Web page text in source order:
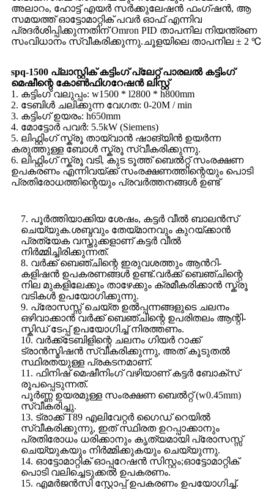
അലാറം, ഹോട്ട് എയർ സർക്കുലേഷൻ ഫംഗ്‌ഷൻ, ആ
സമയത്ത് ഓട്ടോമാറ്റിക് പവർ ഓഫ് എന്നിവ
പ്രദർശിപ്പിക്കുന്നതിന് Omron PID താപനില നിയന്ത്രണ
സംവിധാനം സ്വീകരിക്കുന്നു.ചൂളയിലെ താപനില ± 2 ℃
spq-1500 പ്ലാസ്റ്റിക് കട്ടിംഗ് പ്ലേറ്റ് പാരലൽ കട്ടിംഗ്
മെഷീന്റെ കോൺഫിഗറേഷൻ ലിസ്റ്റ്
1. കട്ടിംഗ് വലുപ്പം: w1500 * l2800 * h800mm
2. ടേബിൾ ചലിക്കുന്ന വേഗത: 0-20M / min
3. കട്ടിംഗ് ഉയരം: h650mm
4. മോട്ടോർ പവർ: 5.5kW (Siemens)
5. ലിഫ്റ്റിംഗ് സ്ക്രൂ തായ്‌വാൻ ഷാങ്‌യിൻ ഉയർന്ന
കരുത്തുള്ള ബോൾ സ്ക്രൂ സ്വീകരിക്കുന്നു.
6. ലിഫ്റ്റിംഗ് സ്ക്രൂ വടി, കുട ടൂത്ത് ബെൽറ്റ് സംരക്ഷണ
ഉപകരണം എന്നിവയ്ക്ക് സംരക്ഷണത്തിന്റെയും പൊടി
പ്രതിരോധത്തിന്റെയും പ്രവർത്തനങ്ങൾ ഉണ്ട്
7. പൂർത്തിയാക്കിയ ശേഷം, കട്ടർ വീൽ ബാലൻസ്
ചെയ്യുക.ശബ്ദവും തേയ്മാനവും കുറയ്ക്കാൻ
പ്രത്യേക വസ്തുക്കളാണ് കട്ടർ വീൽ
നിർമ്മിച്ചിരിക്കുന്നത്.
8. വർക്ക് ബെഞ്ചിന്റെ ഇരുവശത്തും ആൻറി-
കളിഷൻ ഉപകരണങ്ങൾ ഉണ്ട്.വർക്ക് ബെഞ്ചിന്റെ
നില മുകളിലേക്കും താഴേക്കും ക്രമീകരിക്കാൻ സ്ക്രൂ
വടികൾ ഉപയോഗിക്കുന്നു.
9. പ്രോസസ്സ് ചെയ്ത ഉൽപ്പന്നങ്ങളുടെ ചലനം
ഒഴിവാക്കാൻ വർക്ക് ബെഞ്ചിന്റെ ഉപരിതലം ആന്റി-
സ്കിഡ് ടേപ്പ് ഉപയോഗിച്ച് നിരത്തണം.
10. വർക്ക്ടേബിളിന്റെ ചലനം ഗിയർ റാക്ക്
ട്രാൻസ്മിഷൻ സ്വീകരിക്കുന്നു, അത് കൂടുതൽ
സ്ഥിരതയുള്ള പ്രകടനമാണ്.
11. ഫിനിഷ് മെഷീനിംഗ് വഴിയാണ് കട്ടർ ബോക്സ്
രൂപപ്പെടുന്നത്.
പൂർണ്ണ ഉയരമുള്ള സംരക്ഷണ ബെൽറ്റ് (w0.45mm)
സ്വീകരിച്ചു.
13. ട്രാക്ക് T89 എലിവേറ്റർ ഗൈഡ് റെയിൽ
സ്വീകരിക്കുന്നു, ഇത് സ്ഥിരത ഉറപ്പാക്കാനും
പ്രതിരോധം ധരിക്കാനും കൃത്യമായി പ്രോസസ്സ്
ചെയ്യുകയും നിർമ്മിക്കുകയും ചെയ്യുന്നു.
14. ഓട്ടോമാറ്റിക് ഓപ്പറേഷൻ സിസ്റ്റം;ഓട്ടോമാറ്റിക്
പൊടി വലിച്ചെടുക്കൽ ഉപകരണം.
15. എമർജൻസി സ്റ്റോപ്പ് ഉപകരണം ഉപയോഗിച്ച്.